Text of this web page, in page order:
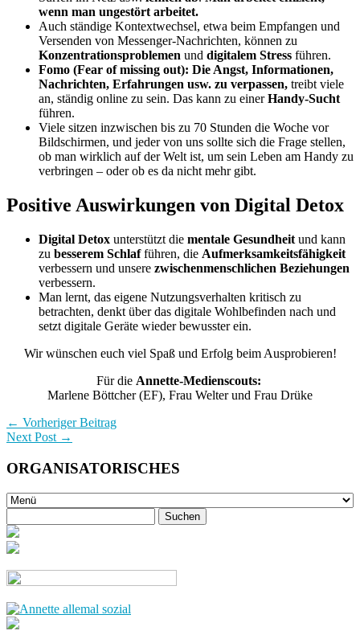
wenn man ungestört arbeitet.
Auch ständige Kontextwechsel, etwa beim Empfangen und
Versenden von Messenger-Nachrichten, können zu
Konzentrationsproblemen und digitalem Stress führen.
Fomo (Fear of missing out): Die Angst, Informationen,
Nachrichten, Erfahrungen usw. zu verpassen, treibt viele
an, ständig online zu sein. Das kann zu einerHandy-Sucht
führen.
Viele sitzen inzwischen bis zu 70 Stunden die Woche vor
Bildschirmen, und jeder von uns sollte sich die Frage stellen,
ob man wirklich auf der Welt ist, um sein Leben am Handy zu
verbringen – oder ob es da nicht mehr gibt.
Positive Auswirkungen von Digital Detox
Digital Detox unterstützt die mentale Gesundheit und kann
zu besserem Schlafführen, die Aufmerksamkeitsfähigkeit
verbessern und unsere zwischenmenschlichen Beziehungen
verbessern.
Man lernt, das eigene Nutzungsverhalten kritisch zu
betrachten, denkt über das digitale Wohlbefinden nach und
setzt digitale Geräte wieder bewusster ein.
Wir wünschen euch viel Spaß und Erfolg beim Ausprobieren!
Für die Annette-Medienscouts:
Marlene Böttcher (EF), Frau Welter und Frau Drüke
← Vorheriger Beitrag
Next Post →
ORGANISATORISCHES